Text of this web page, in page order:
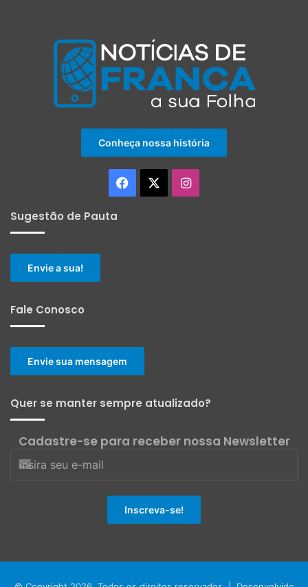
Conheça nossa história
Facebook Instagram
Sugestão de Pauta
Envie a sua!
Fale Conosco
Envie sua mensagem
Quer se manter sempre atualizado?
Cadastre-se para receber nossa Newsletter